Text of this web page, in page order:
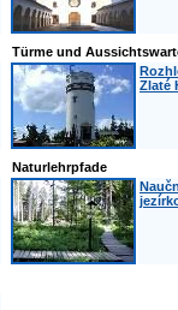
Türme und
Zlaté
Naturlehrpfade